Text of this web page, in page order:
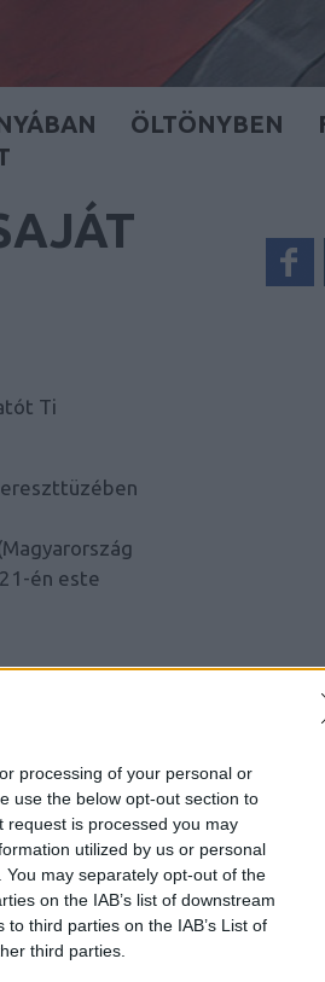
processing of your personal or
use the below opt-out section to
is processed you may
utilized by us or personal
may separately opt-out of the
on the IAB’s list of downstream
to third parties on the IAB’s List of
third parties.
ÖLTÖNYBEN
Ti
én este
A bicikli nem
hanem egy
hiszen maga
jobbá teszi.